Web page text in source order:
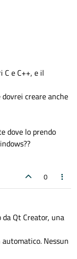
e C++, e il
creare anche
dove lo prendo
0
Qt Creator, una
Nessun